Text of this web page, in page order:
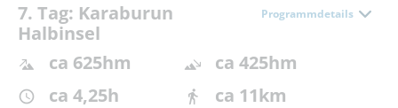
7. Tag: Karaburun
Halbinsel
Programmdetails
ca 625hm
ca 425hm
ca 4,25h
ca 11km